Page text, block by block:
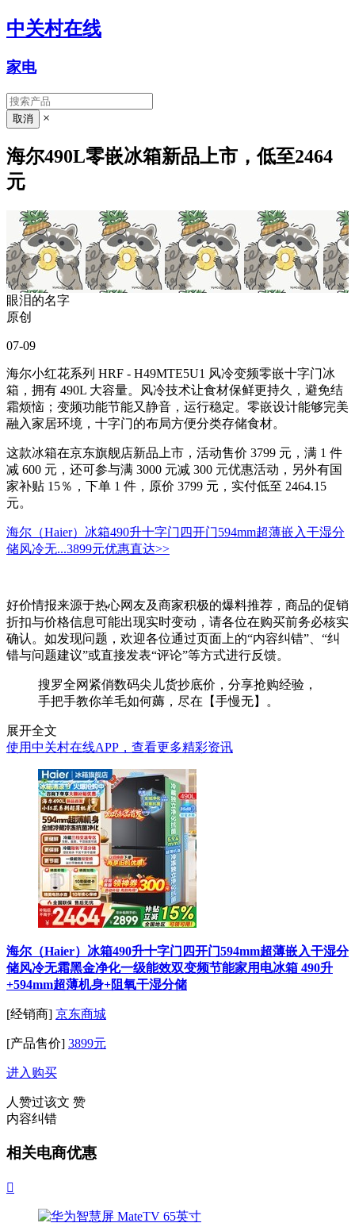
中关村在线
家电
×
海尔490L零嵌冰箱新品上市，低至2464
元
眼泪的名字
原创
07-09
海尔小红花系列 HRF - H49MTE5U1 风冷变频零嵌十字门冰
箱，拥有 490L 大容量。风冷技术让食材保鲜更持久，避免结
霜烦恼；变频功能节能又静音，运行稳定。零嵌设计能够完美
融入家居环境，十字门的布局方便分类存储食材。
这款冰箱在京东旗舰店新品上市，活动售价 3799 元，满 1 件
减 600 元，还可参与满 3000 元减 300 元优惠活动，另外有国
家补贴 15％，下单 1 件，原价 3799 元，实付低至 2464.15
元。
海尔（Haier）冰箱490升十字门四开门594mm超薄嵌入干湿分
储风冷无...3899元优惠直达>>
好价情报来源于热心网友及商家积极的爆料推荐，商品的促销
折扣与价格信息可能出现实时变动，请各位在购买前务必核实
确认。如发现问题，欢迎各位通过页面上的“内容纠错”、“纠
错与问题建议”或直接发表“评论”等方式进行反馈。
搜罗全网紧俏数码尖儿货抄底价，分享抢购经验，
手把手教你羊毛如何薅，尽在【手慢无】。
展开全文
使用中关村在线APP，查看更多精彩资讯
海尔（Haier）冰箱490升十字门四开门594mm超薄嵌入干湿分
储风冷无霜黑金净化一级能效双变频节能家用电冰箱 490升
+594mm超薄机身+阻氧干湿分储
[经销商] 京东商城
[产品售价] 3899元
进入购买
人赞过该文 赞
内容纠错
相关电商优惠
